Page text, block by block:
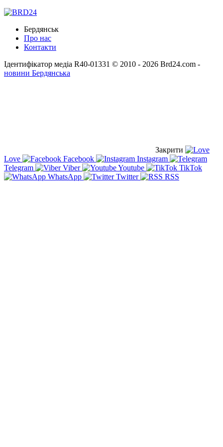
Бердянськ
Про нас
Контакти
Ідентифікатор медіа R40-01331 © 2010 - 2026 Brd24.com -
новини Бердянська
Закрити
Love
Facebook
Instagram
Telegram
Viber Youtube
TikTok
WhatsApp
Twitter RSS